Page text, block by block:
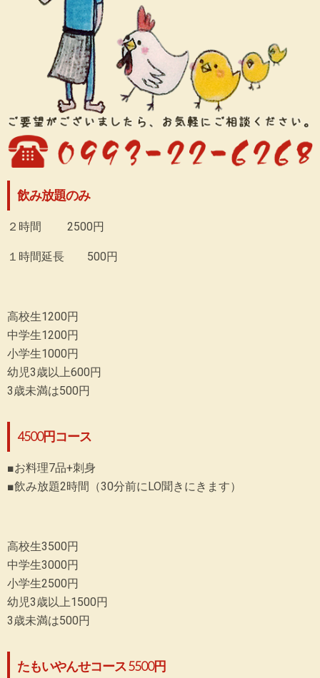
飲み放題のみ
２時間 2500円
１時間延長 500円
高校生1200円
中学生1200円
小学生1000円
幼児3歳以上600円
3歳未満は500円
4500円コース
■お料理7品+刺身
■飲み放題2時間（30分前にLO聞きにきます）
高校生3500円
中学生3000円
小学生2500円
幼児3歳以上1500円
3歳未満は500円
たもいやんせコース 5500円